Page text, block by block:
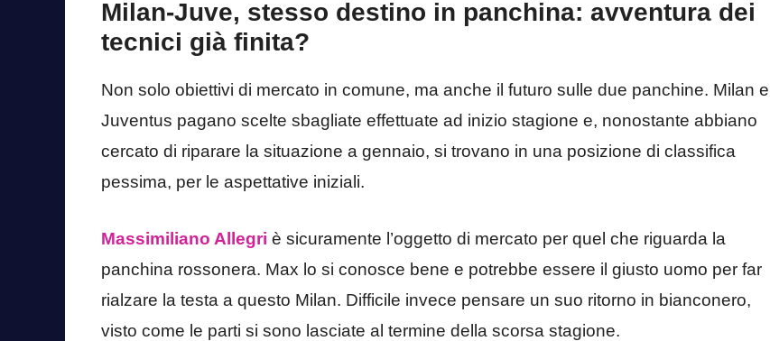
Milan-Juve, stesso destino in panchina: avventura dei
tecnici già finita?
Non solo obiettivi di mercato in comune, ma anche il futuro sulle due panchine. Milan e
Juventus pagano scelte sbagliate effettuate ad inizio stagione e, nonostante abbiano
cercato di riparare la situazione a gennaio, si trovano in una posizione di classifica
pessima, per le aspettative iniziali.
Massimiliano Allegri è sicuramente l’oggetto di mercato per quel che riguarda la
panchina rossonera. Max lo si conosce bene e potrebbe essere il giusto uomo per far
rialzare la testa a questo Milan. Difficile invece pensare un suo ritorno in bianconero,
visto come le parti si sono lasciate al termine della scorsa stagione.